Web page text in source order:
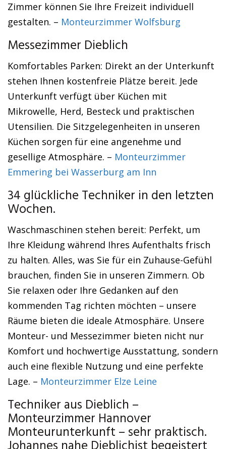
Zimmer können Sie Ihre Freizeit individuell
gestalten. – Monteurzimmer Wolfsburg
Messezimmer Dieblich
Komfortables Parken: Direkt an der Unterkunft
stehen Ihnen kostenfreie Plätze bereit. Jede
Unterkunft verfügt über Küchen mit
Mikrowelle, Herd, Besteck und praktischen
Utensilien. Die Sitzgelegenheiten in unseren
Küchen sorgen für eine angenehme und
gesellige Atmosphäre. – Monteurzimmer
Emmering bei Wasserburg am Inn
34 glückliche Techniker in den letzten
Wochen.
Waschmaschinen stehen bereit: Perfekt, um
Ihre Kleidung während Ihres Aufenthalts frisch
zu halten. Alles, was Sie für ein Zuhause-Gefühl
brauchen, finden Sie in unseren Zimmern. Ob
Sie relaxen oder Ihre Gedanken auf den
kommenden Tag richten möchten – unsere
Räume bieten die ideale Atmosphäre. Unsere
Monteur- und Messezimmer bieten nicht nur
Komfort und hochwertige Ausstattung, sondern
auch eine flexible Nutzung und eine perfekte
Lage. – Monteurzimmer Elze Leine
Techniker aus Dieblich –
Monteurzimmer Hannover
Monteurunterkunft – sehr praktisch.